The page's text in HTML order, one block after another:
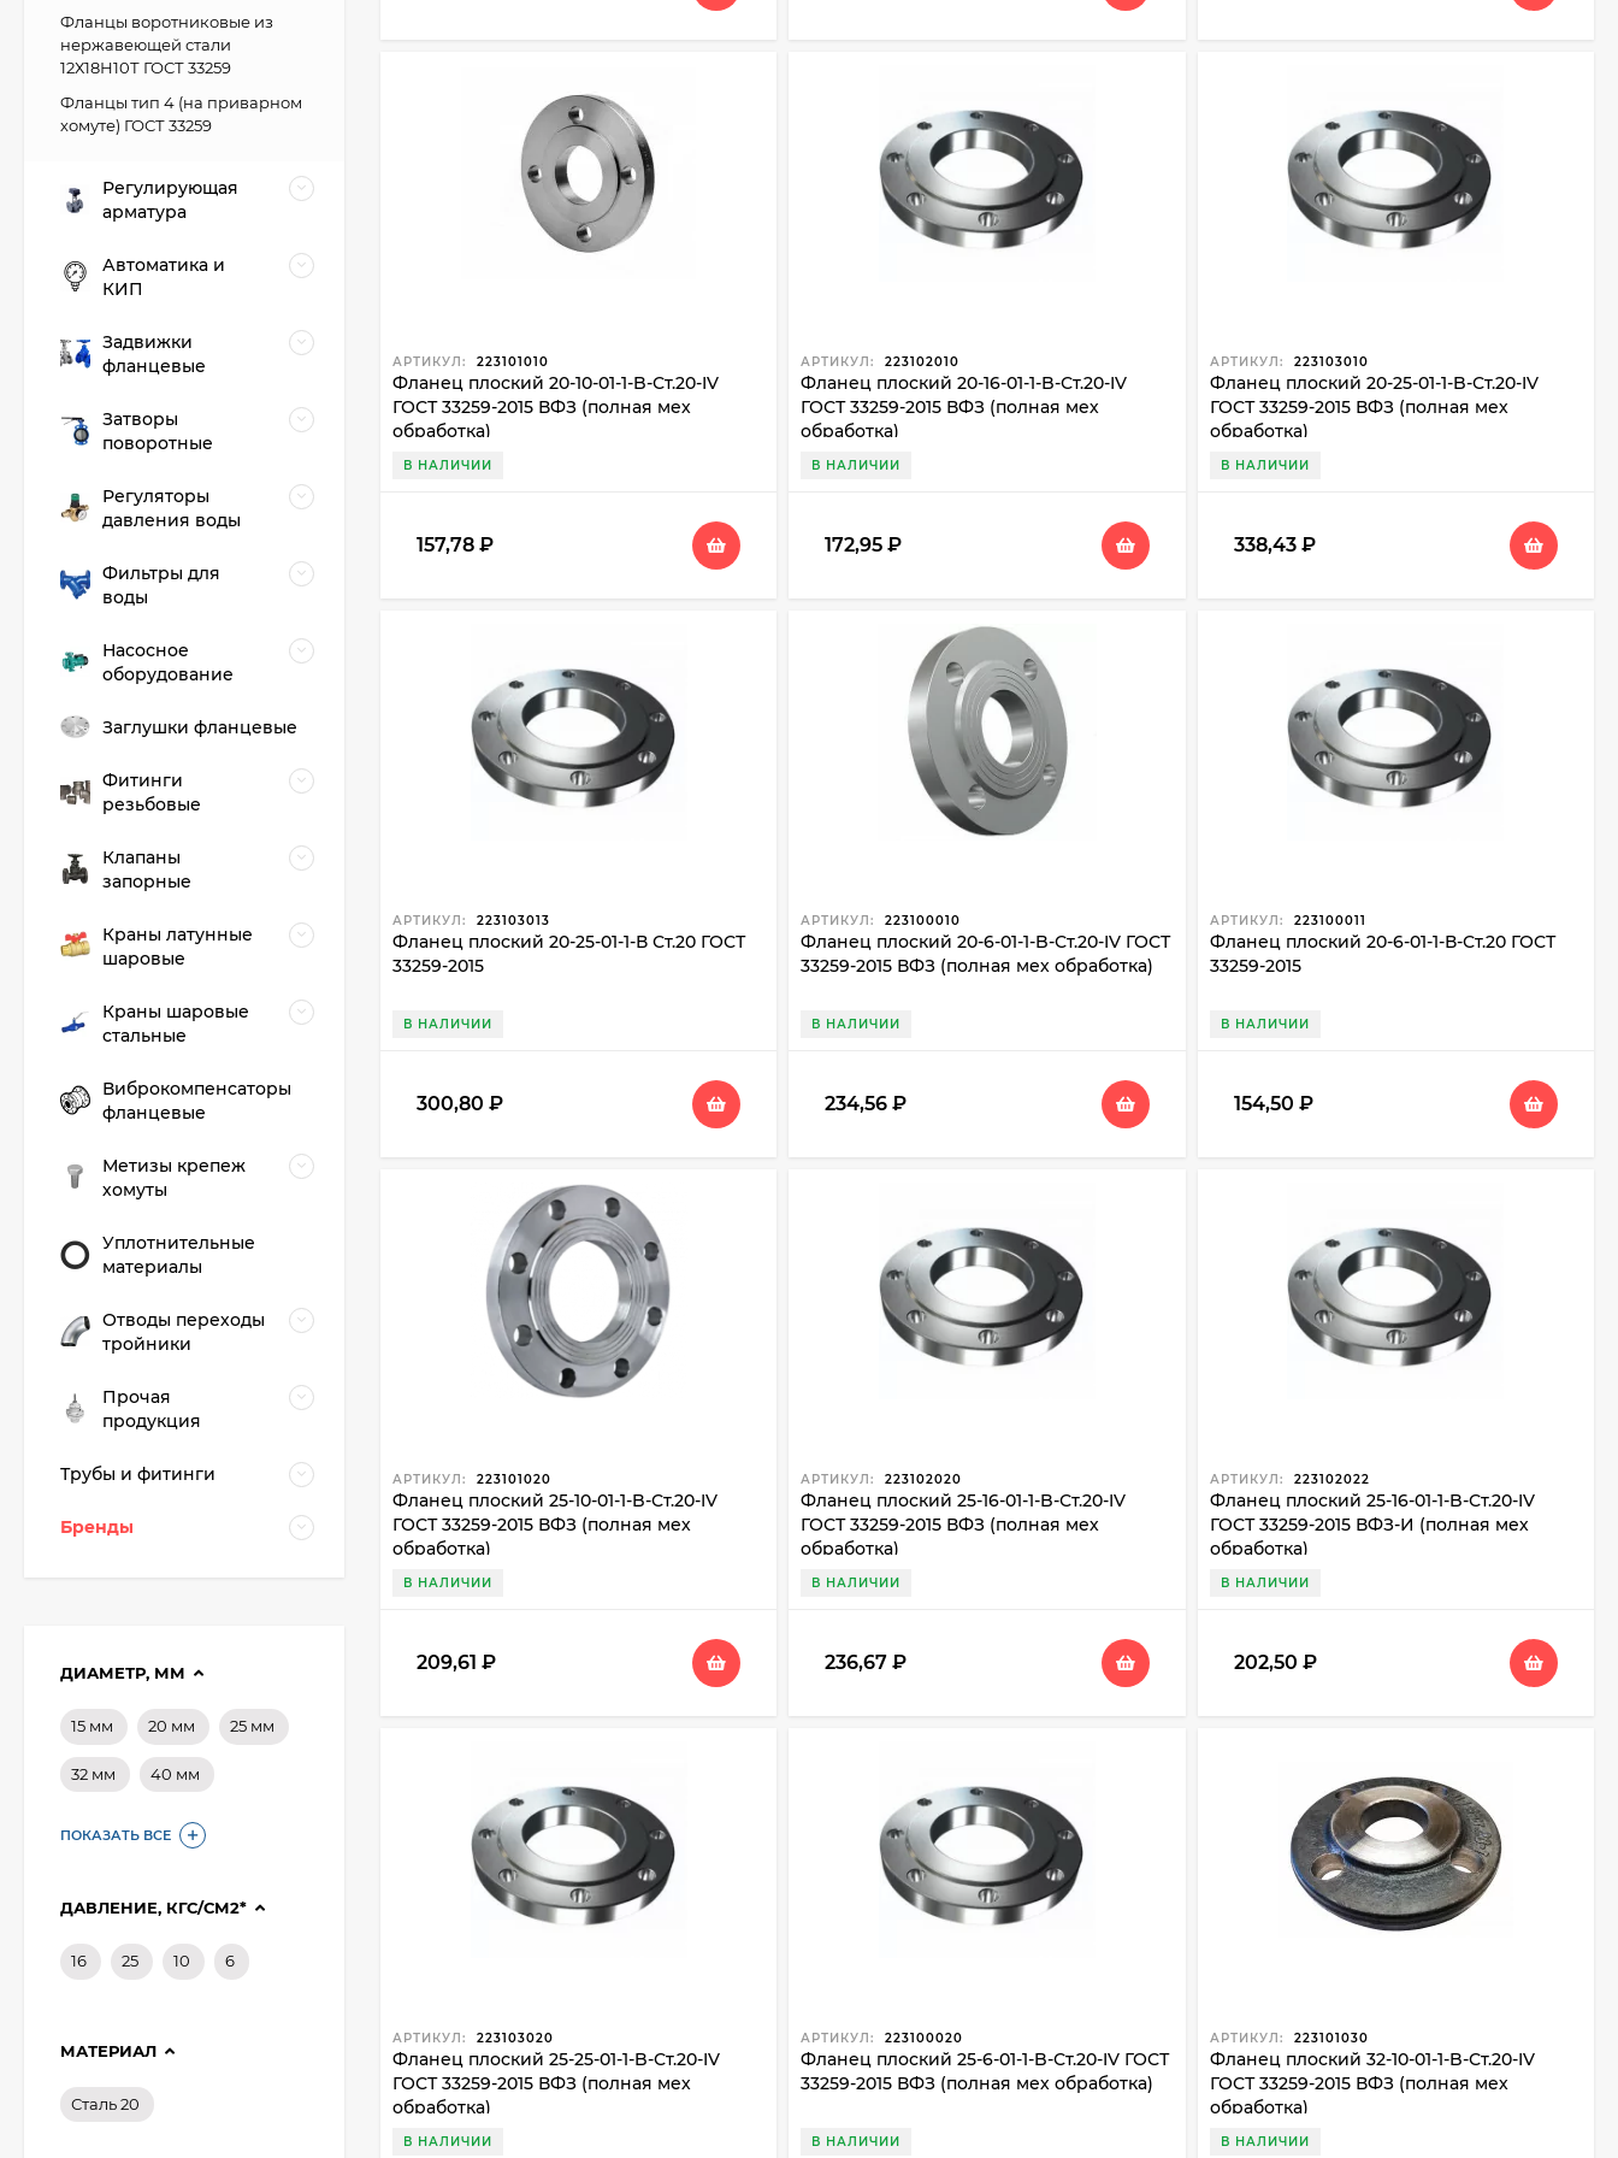
АРТИКУЛ: 223101010
Фланец плоский 20-10-01-1-B-Ст.20-IV
ГОСТ 33259-2015 ВФЗ (полная мех
обработка)
В НАЛИЧИИ
157,78 ₽
АРТИКУЛ: 223102010
Фланец плоский 20-16-01-1-B-Ст.20-IV
ГОСТ 33259-2015 ВФЗ (полная мех
обработка)
В НАЛИЧИИ
172,95₽
АРТИКУЛ: 223103010
Фланец плоский 20-25-01-1-B-Ст.20-IV
ГОСТ 33259-2015 ВФЗ (полная мех
обработка)
В НАЛИЧИИ
338,43 ₽
АРТИКУЛ: 223103013
Фланец плоский 20-25-01-1-В Ст.20 ГОСТ
33259-2015
В НАЛИЧИИ
300,80 ₽
АРТИКУЛ: 223100010
Фланец плоский 20-6-01-1-B-Ст.20-IV ГОСТ
33259-2015 ВФЗ (полная мех обработка)
В НАЛИЧИИ
234,56₽
АРТИКУЛ: 223100011
Фланец плоский 20-6-01-1-В-Ст.20 ГОСТ
33259-2015
В НАЛИЧИИ
154,50 ₽
АРТИКУЛ: 223101020
Фланец плоский 25-10-01-1-B-Ст.20-IV
ГОСТ 33259-2015 ВФЗ (полная мех
обработка)
В НАЛИЧИИ
209,61 ₽
АРТИКУЛ: 223102020
Фланец плоский 25-16-01-1-B-Ст.20-IV
ГОСТ 33259-2015 ВФЗ (полная мех
обработка)
В НАЛИЧИИ
236,67₽
АРТИКУЛ: 223102022
Фланец плоский 25-16-01-1-B-Ст.20-IV
ГОСТ 33259-2015 ВФЗ-И (полная мех
обработка)
В НАЛИЧИИ
202,50 ₽
АРТИКУЛ: 223103020
Фланец плоский 25-25-01-1-B-Ст.20-IV
ГОСТ 33259-2015 ВФЗ (полная мех
обработка)
В НАЛИЧИИ
АРТИКУЛ: 223100020
Фланец плоский 25-6-01-1-B-Ст.20-IV ГОСТ
33259-2015 ВФЗ (полная мех обработка)
В НАЛИЧИИ
АРТИКУЛ: 223101030
Фланец плоский 32-10-01-1-B-Ст.20-IV
ГОСТ 33259-2015 ВФЗ (полная мех
обработка)
В НАЛИЧИИ
Фланцы воротниковые из
нержавеющей стали
12Х18Н10Т ГОСТ 33259
Фланцы тип 4 (на приварном
хомуте) ГОСТ 33259
Регулирующая
арматура
Автоматика и
КИП
Задвижки
фланцевые
Затворы
поворотные
Регуляторы
давления воды
Фильтры для
воды
Насосное
оборудование
Заглушки фланцевые
Фитинги
резьбовые
Клапаны
запорные
Краны латунные
шаровые
Краны шаровые
стальные
Виброкомпенсаторы
фланцевые
Метизы крепеж
хомуты
Уплотнительные
материалы
Отводы переходы
тройники
Прочая
продукция
Трубы и фитинги
Бренды
ДИАМЕТР, ММ
15 мм 20 мм 25 мм
32 мм 40 мм
ПОКАЗАТЬ ВСЕ
ДАВЛЕНИЕ, КГС/СМ2*
16 25 10 6
МАТЕРИАЛ
Сталь 20